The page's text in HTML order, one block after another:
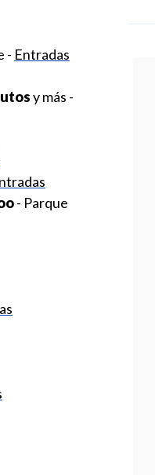
- Entradas
y más -
- Parque